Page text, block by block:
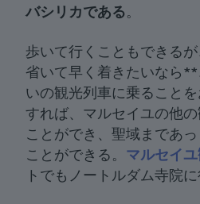
バシリカである。
歩いて行くこともできる
省いて早く着きたいなら
いの観光列車に乗ること
すれば、マルセイユの他
ことができ、聖域まであ
ことができる。 マルセイ
トでもノートルダム寺院